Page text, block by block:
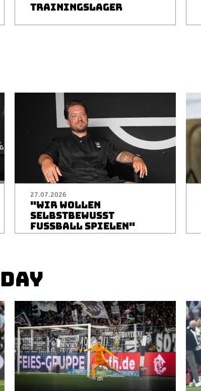
TRAININGSLAGER
27.07.2026
"WIR WOLLEN
SELBSTBEWUSST
FUSSBALL SPIELEN"